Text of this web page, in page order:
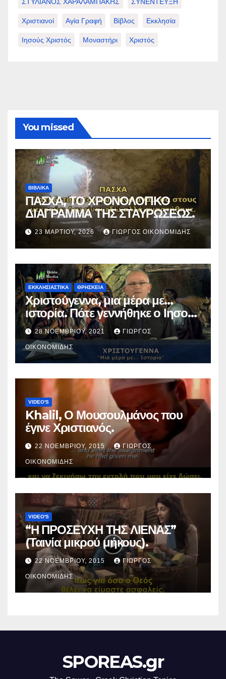
Χριστιανοί Αγία Γραφή Βίβλος Εκκλησία
Ιησούς Χριστός Μοναστήρι Χριστός
You missed
ΒΙΒΛΙΚΑ
ΠΑΣΧΑ, ΤΟ ΧΡΟΝΟΛΟΓΙΚΟ
ΔΙΑΓΡΑΜΜΑ ΤΗΣ ΣΤΑΥΡΩΣΕΩΣ.
23 ΜΑΡΤΊΟΥ, 2026 ΓΙΏΡΓΟΣ ΟΙΚΟΝΟΜΊΔΗΣ
ΕΚΚΛΗΣΙΑΣΤΙΚΑ ΘΡΗΣΚΕΙΑ
Χριστούγεννα, μια μέρα με…
ιστορία. Πότε γεννήθηκε ο Ιησούς
Χριστός; (Βίντεο).
28 ΝΟΕΜΒΡΊΟΥ, 2021 ΓΙΏΡΓΟΣ
ΟΙΚΟΝΟΜΊΔΗΣ
VIDEO'S
Khalil, Ο Μουσουλμάνος που
έγινε Χριστιανός.
22 ΝΟΕΜΒΡΊΟΥ, 2015 ΓΙΏΡΓΟΣ
ΟΙΚΟΝΟΜΊΔΗΣ
VIDEO'S
“Η ΠΡΟΣΕΥΧΗ ΤΗΣ ΛΙΕΝΑΣ”
(Ταινία μικρού μήκους).
22 ΝΟΕΜΒΡΊΟΥ, 2015 ΓΙΏΡΓΟΣ
ΟΙΚΟΝΟΜΊΔΗΣ
SPOREAS.gr